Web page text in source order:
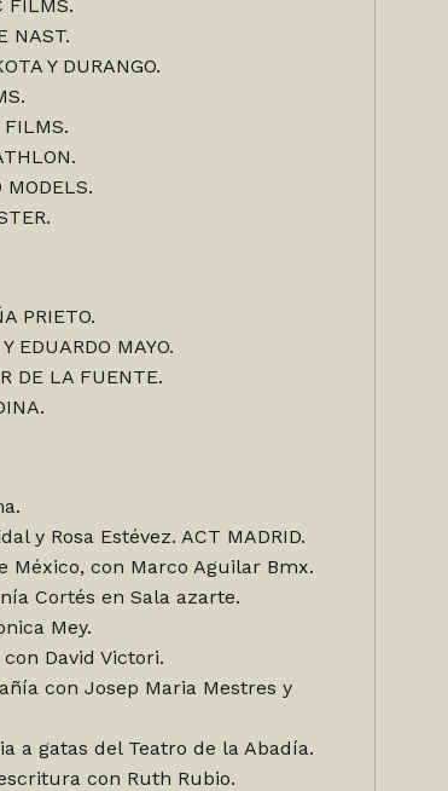
FILMS.
NAST.
Y DURANGO.
FILMS.
MODELS.
PRIETO.
EDUARDO MAYO.
DE LA FUENTE.
y Rosa Estévez. ACT MADRID.
México, con Marco Aguilar Bmx.
Cortés en Sala azarte.
Mey.
David Victori.
con Josep Maria Mestres y
a gatas del Teatro de la Abadía.
con Ruth Rubio.